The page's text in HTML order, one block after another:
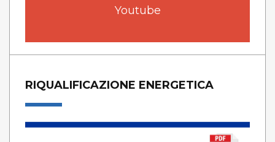
Youtube
RIQUALIFICAZIONE ENERGETICA